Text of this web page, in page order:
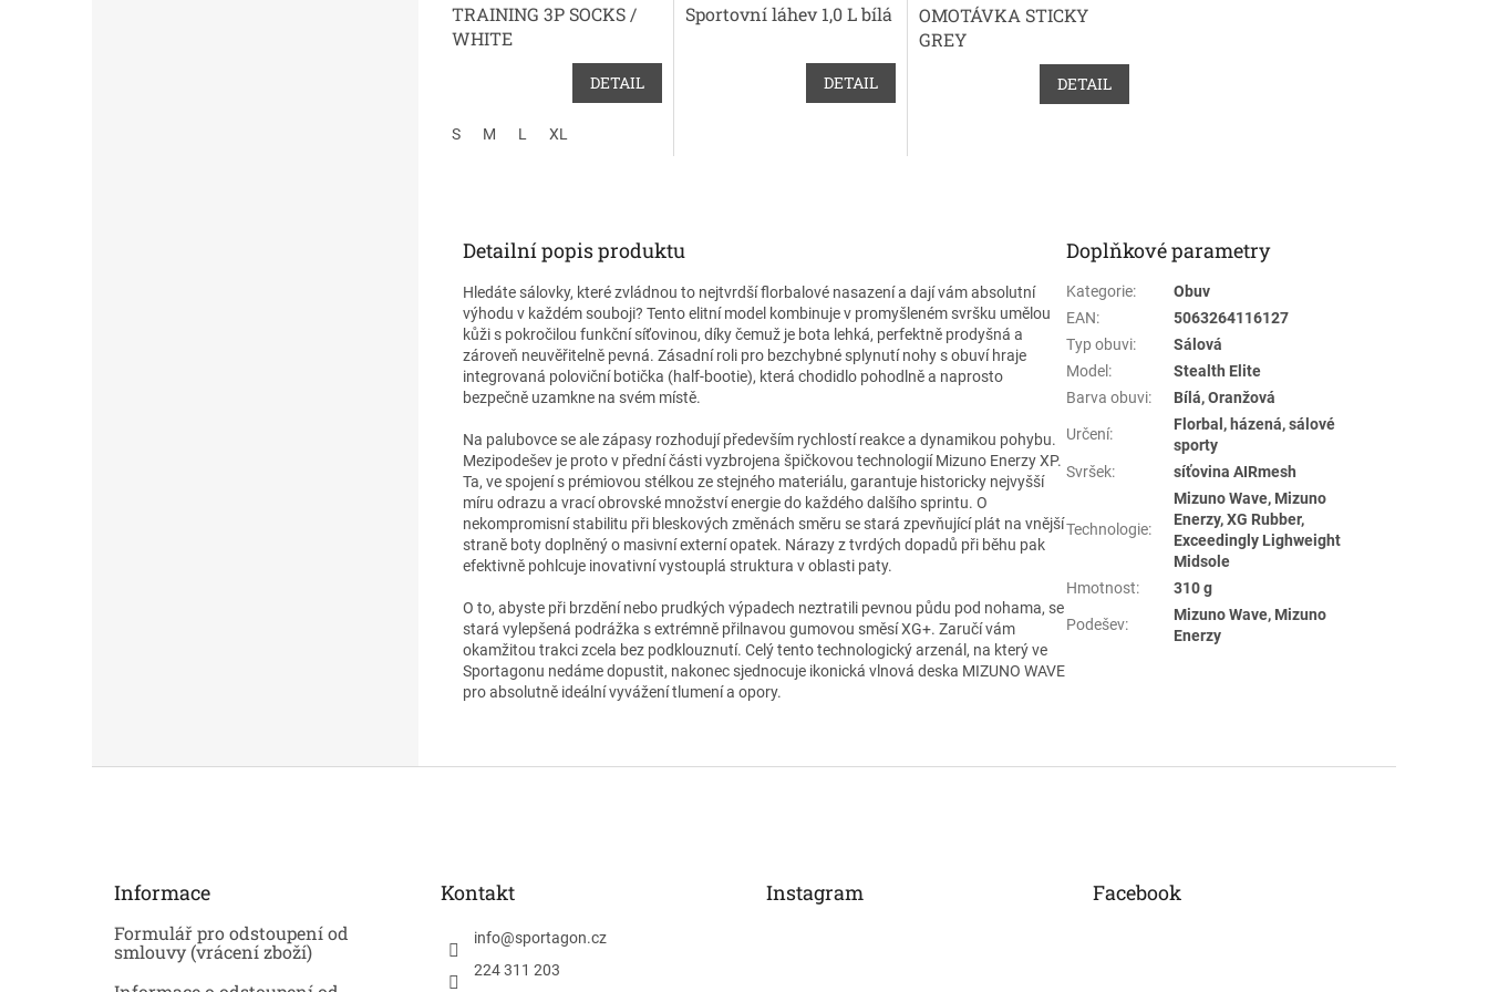
TRAINING 3P SOCKS /
WHITE
DETAIL
S M L XL
Sportovní láhev 1,0 L bílá
DETAIL
OMOTÁVKA STICKY
GREY
DETAIL
Detailní popis produktu
Hledáte sálovky, které zvládnou to nejtvrdší florbalové nasazení a dají vám absolutní
výhodu v každém souboji? Tento elitní model kombinuje v promyšleném svršku umělou
kůži s pokročilou funkční síťovinou, díky čemuž je bota lehká, perfektně prodyšná a
zároveň neuvěřitelně pevná. Zásadní roli pro bezchybné splynutí nohy s obuví hraje
integrovaná poloviční botička (half-bootie), která chodidlo pohodlně a naprosto
bezpečně uzamkne na svém místě.
Na palubovce se ale zápasy rozhodují především rychlostí reakce a dynamikou pohybu.
Mezipodešev je proto v přední části vyzbrojena špičkovou technologií Mizuno Enerzy XP.
Ta, ve spojení s prémiovou stélkou ze stejného materiálu, garantuje historicky nejvyšší
míru odrazu a vrací obrovské množství energie do každého dalšího sprintu. O
nekompromisní stabilitu při bleskových změnách směru se stará zpevňující plát na vnější
straně boty doplněný o masivní externí opatek. Nárazy z tvrdých dopadů při běhu pak
efektivně pohlcuje inovativní vystouplá struktura v oblasti paty.
O to, abyste při brzdění nebo prudkých výpadech neztratili pevnou půdu pod nohama, se
stará vylepšená podrážka s extrémně přilnavou gumovou směsí XG+. Zaručí vám
okamžitou trakci zcela bez podklouznutí. Celý tento technologický arzenál, na který ve
Sportagonu nedáme dopustit, nakonec sjednocuje ikonická vlnová deska MIZUNO WAVE
pro absolutně ideální vyvážení tlumení a opory.
Doplňkové parametry
Kategorie:
Obuv
EAN:
5063264116127
Typ obuvi:
Sálová
Model :
Stealth Elite
Barva obuvi: Bílá, Oranžová
Určení:
Florbal, házená, sálové
sporty
Svršek: síťovina AIRmesh
Technologie:
Mizuno Wave, Mizuno
Enerzy, XG Rubber,
Exceedingly Lighweight
Midsole
Hmotnost: 310 g
Podešev:
Mizuno Wave, Mizuno
Enerzy
Informace
Formulář pro odstoupení od
smlouvy (vrácení zboží)
Kontakt
info@sportagon.cz
224 311 203
Instagram Facebook